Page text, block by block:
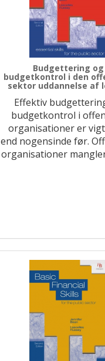
Budgettering og
budgetkontrol i den
sektor uddannelse af
Effektiv
budgetkontrol i
organisationer er
end nogensinde før.
organisationer